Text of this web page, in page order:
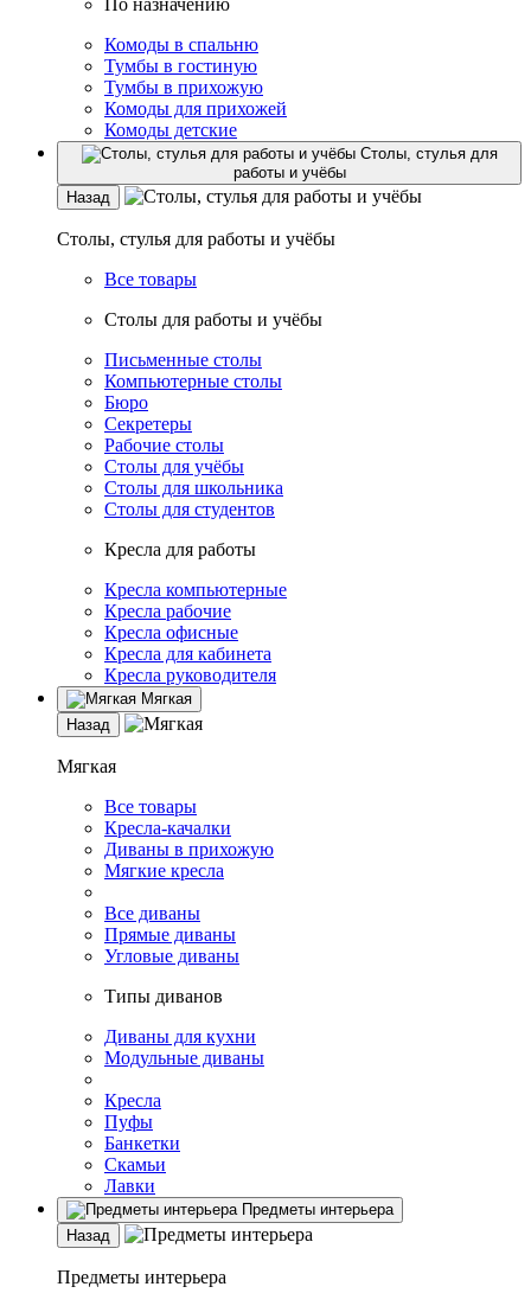
По назначению
Комоды в спальню
Тумбы в гостиную
Тумбы в прихожую
Комоды для прихожей
Комоды детские
Столы, стулья для
работы и учёбы
Назад
Столы, стулья для работы и учёбы
Все товары
Столы для работы и учёбы
Письменные столы
Компьютерные столы
Бюро
Секретеры
Рабочие столы
Столы для учёбы
Столы для школьника
Столы для студентов
Кресла для работы
Кресла компьютерные
Кресла рабочие
Кресла офисные
Кресла для кабинета
Кресла руководителя
Мягкая
Назад
Мягкая
Все товары
Кресла-качалки
Диваны в прихожую
Мягкие кресла
Все диваны
Прямые диваны
Угловые диваны
Типы диванов
Диваны для кухни
Модульные диваны
Кресла
Пуфы
Банкетки
Скамьи
Лавки
Предметы интерьера
Назад
Предметы интерьера